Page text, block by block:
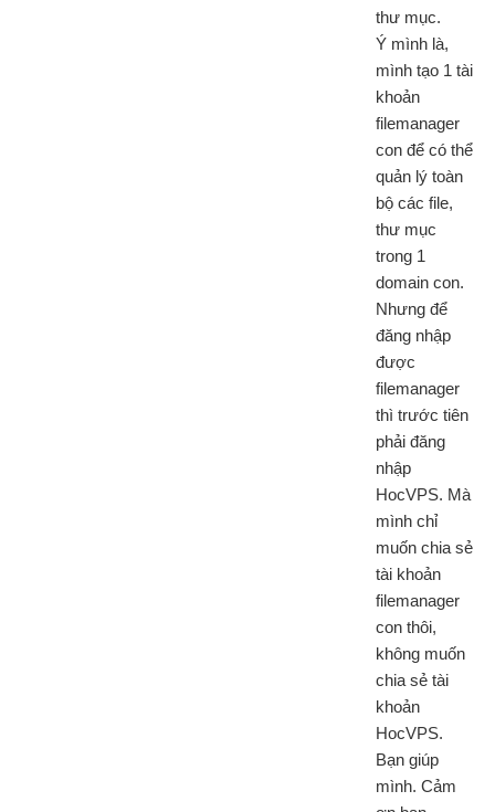
thư mục.
Ý mình là,
mình tạo 1 tài
khoản
filemanager
con để có thể
quản lý toàn
bộ các file,
thư mục
trong 1
domain con.
Nhưng để
đăng nhập
được
filemanager
thì trước tiên
phải đăng
nhập
HocVPS. Mà
mình chỉ
muốn chia sẻ
tài khoản
filemanager
con thôi,
không muốn
chia sẻ tài
khoản
HocVPS.
Bạn giúp
mình. Cảm